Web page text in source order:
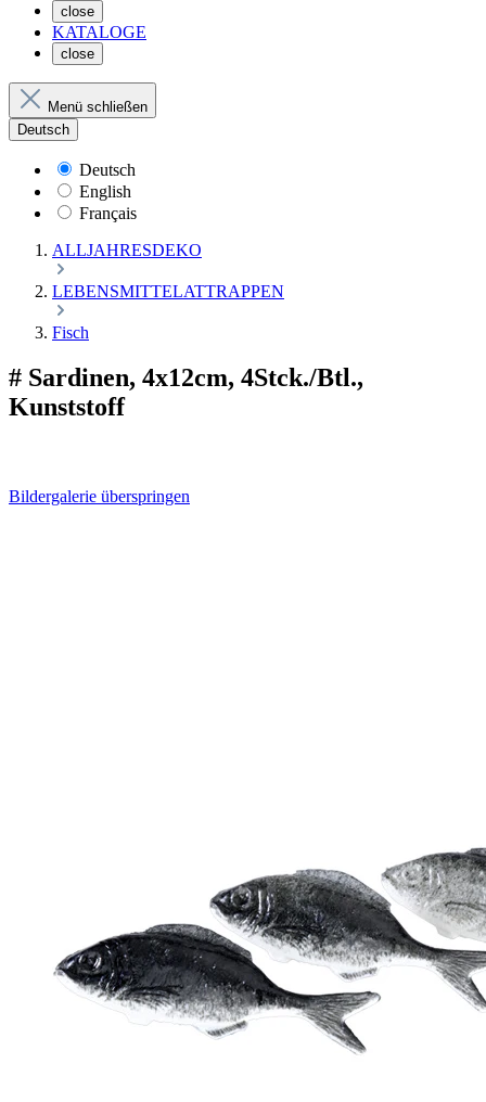
close
KATALOGE
close
Menü schließen
Deutsch
Deutsch
English
Français
ALLJAHRESDEKO
LEBENSMITTELATTRAPPEN
Fisch
# Sardinen, 4x12cm, 4Stck./Btl.,
Kunststoff
Bildergalerie überspringen